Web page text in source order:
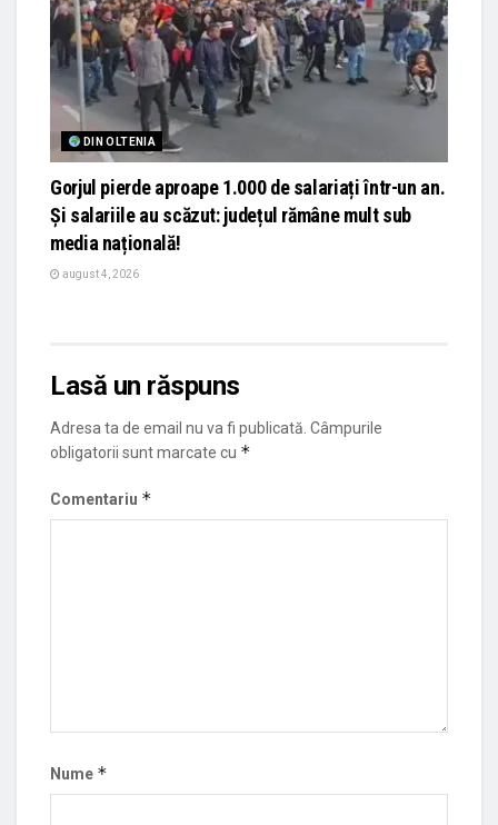
DIN OLTENIA
Gorjul pierde aproape 1.000 de salariați într-un an.
Și salariile au scăzut: județul rămâne mult sub
media națională!
august 4, 2026
Lasă un răspuns
Adresa ta de email nu va fi publicată. Câmpurile
obligatorii sunt marcate cu *
Comentariu *
Nume *